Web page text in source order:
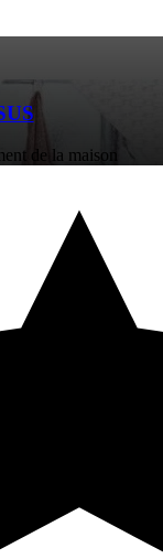
de la maison